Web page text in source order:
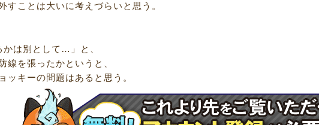
すことは大いに考えづらいと思う。
かは別として…」と、
線を張ったかというと、
ッキーの問題はあると思う。